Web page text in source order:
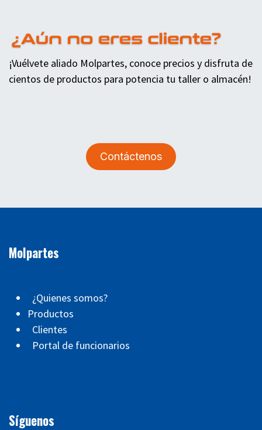
¡Vuélvete aliado Molpartes, conoce precios y disfruta de
cientos de productos para potencia tu taller o almacén!
Contáctenos
Molpartes
¿Quienes somos?
Productos
Clientes
Portal de funcionarios
Síguenos